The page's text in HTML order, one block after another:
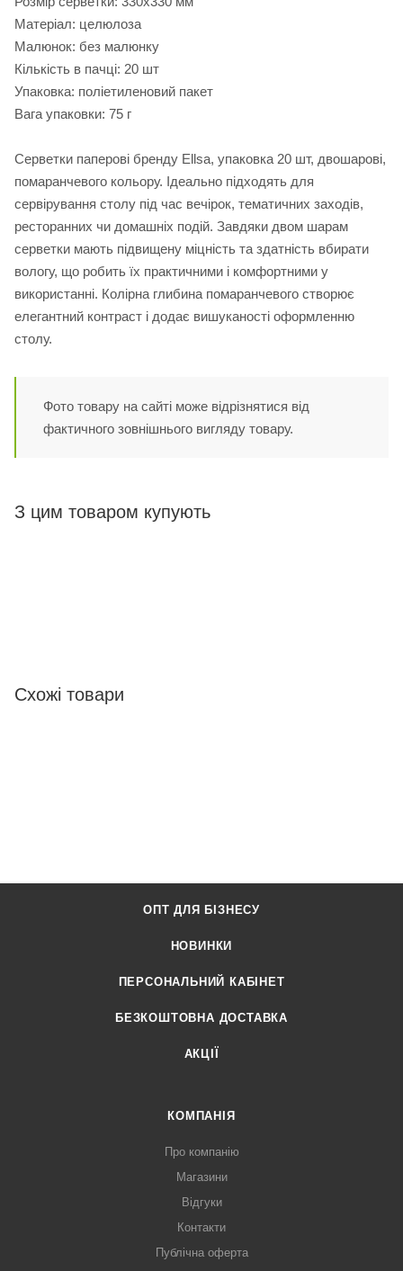
Матеріал: целюлоза
Малюнок: без малюнку
Кількість в пачці: 20 шт
Упаковка: поліетиленовий пакет
Вага упаковки: 75 г
Серветки паперові бренду Ellsa, упаковка 20 шт, двошарові,
помаранчевого кольору. Ідеально підходять для
сервірування столу під час вечірок, тематичних заходів,
ресторанних чи домашніх подій. Завдяки двом шарам
серветки мають підвищену міцність та здатність вбирати
вологу, що робить їх практичними і комфортними у
використанні. Колірна глибина помаранчевого створює
елегантний контраст і додає вишуканості оформленню
столу.
Фото товару на сайті може відрізнятися від
фактичного зовнішнього вигляду товару.
З цим товаром купують
Схожі товари
ОПТ ДЛЯ БІЗНЕСУ
НОВИНКИ
ПЕРСОНАЛЬНИЙ КАБІНЕТ
БЕЗКОШТОВНА ДОСТАВКА
АКЦІЇ
КОМПАНІЯ
Про компанію
Магазини
Відгуки
Контакти
Публічна оферта